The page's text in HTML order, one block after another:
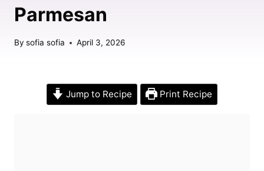
Parmesan
By sofia sofia April 3, 2026
Jump to Recipe Print Recipe